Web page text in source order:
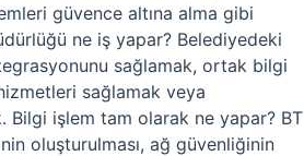
güvence altına alma gibi
ne iş yapar? Belediyedeki
sağlamak, ortak bilgi
sağlamak veya
Bilgi işlem tam olarak ne yapar? BT
oluşturulması, ağ güvenliğinin